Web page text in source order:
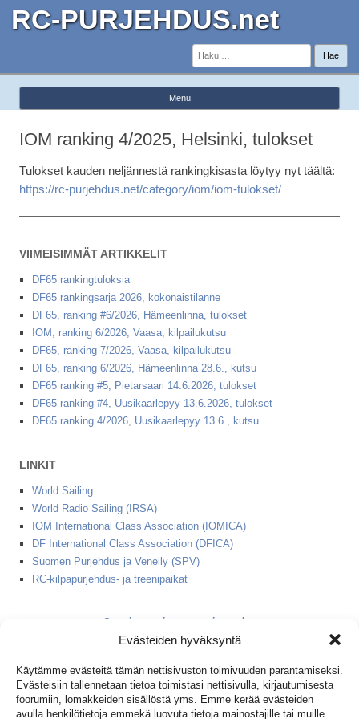
Evästeiden hyväksyntä
Käytämme evästeitä tämän nettisivuston toimivuuden parantamiseksi.
Evästeisiin tallennetaan tietoa toimistasi nettisivulla, kirjautumisesta
foorumiin, lomakkeiden sisällöstä yms. Emme kerää evästeiden
avulla henkilötietoja emmekä luovuta tietoja mainostajille tai muille
RC-PURJEHDUS.net
Haku:
Menu
IOM ranking 4/2025, Helsinki, tulokset
Tulokset kauden neljännestä rankingkisasta löytyy nyt täältä:
https://rc-purjehdus.net/category/iom/iom-tulokset/
VIIMEISIMMÄT ARTIKKELIT
DF65 rankingtuloksia
DF65 rankingsarja 2026, kokonaistilanne
DF65, ranking #6/2026, Hämeenlinna, tulokset
IOM, ranking 6/2026, Vaasa, kilpailukutsu
DF65, ranking 7/2026, Vaasa, kilpailukutsu
DF65, ranking 6/2026, Hämeenlinna 28.6., kutsu
DF65 ranking #5, Pietarsaari 14.6.2026, tulokset
DF65 ranking #4, Uusikaarlepyy 13.6.2026, tulokset
DF65 ranking 4/2026, Uusikaarlepyy 13.6., kutsu
LINKIT
World Sailing
World Radio Sailing (IRSA)
IOM International Class Association (IOMICA)
DF International Class Association (DFICA)
Suomen Purjehdus ja Veneily (SPV)
RC-kilpapurjehdus- ja treenipaikat
2 minuutin starttinauha
1+2 minuutin starttinauha
(IOM ja DF65 peräkkäin)